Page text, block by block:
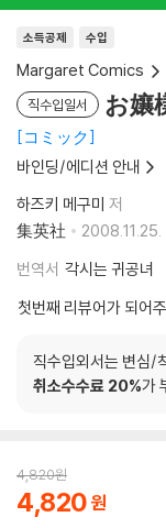
소득공제 수입
Margaret Comics
직수입일서 お孃
コミック
바인딩/에디션 안내
하즈키 메구미 저
集英社
2008.11.25.
번역서 각시는 귀공녀
첫번째 리뷰어가 되어
직수입외서는 변심/
취소수수료 20%가
4,820원
4,820